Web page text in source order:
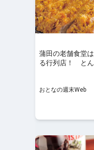
蒲田の老舗食堂
る行列店！ とん
おとなの週末Web